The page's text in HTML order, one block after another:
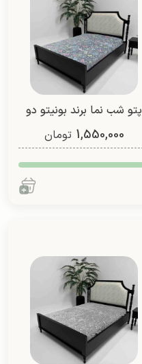
پتو شب نما برند بونیتو دو
نفره (طرح 1)
1,550,000 تومان